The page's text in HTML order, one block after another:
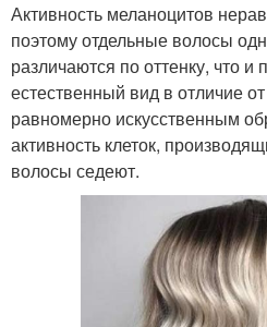
Активность меланоцитов
поэтому отдельные волосы
различаются по оттенку, что и
естественный вид в отличие
равномерно искусственным
активность клеток,
волосы седеют.